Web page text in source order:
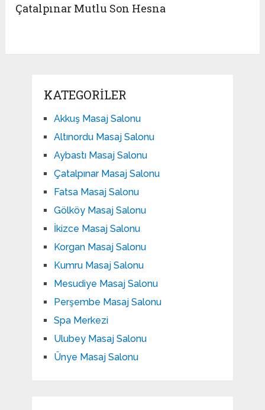
Çatalpınar Mutlu Son Hesna
KATEGORILER
Akkuş Masaj Salonu
Altınordu Masaj Salonu
Aybastı Masaj Salonu
Çatalpınar Masaj Salonu
Fatsa Masaj Salonu
Gölköy Masaj Salonu
İkizce Masaj Salonu
Korgan Masaj Salonu
Kumru Masaj Salonu
Mesudiye Masaj Salonu
Perşembe Masaj Salonu
Spa Merkezi
Ulubey Masaj Salonu
Ünye Masaj Salonu